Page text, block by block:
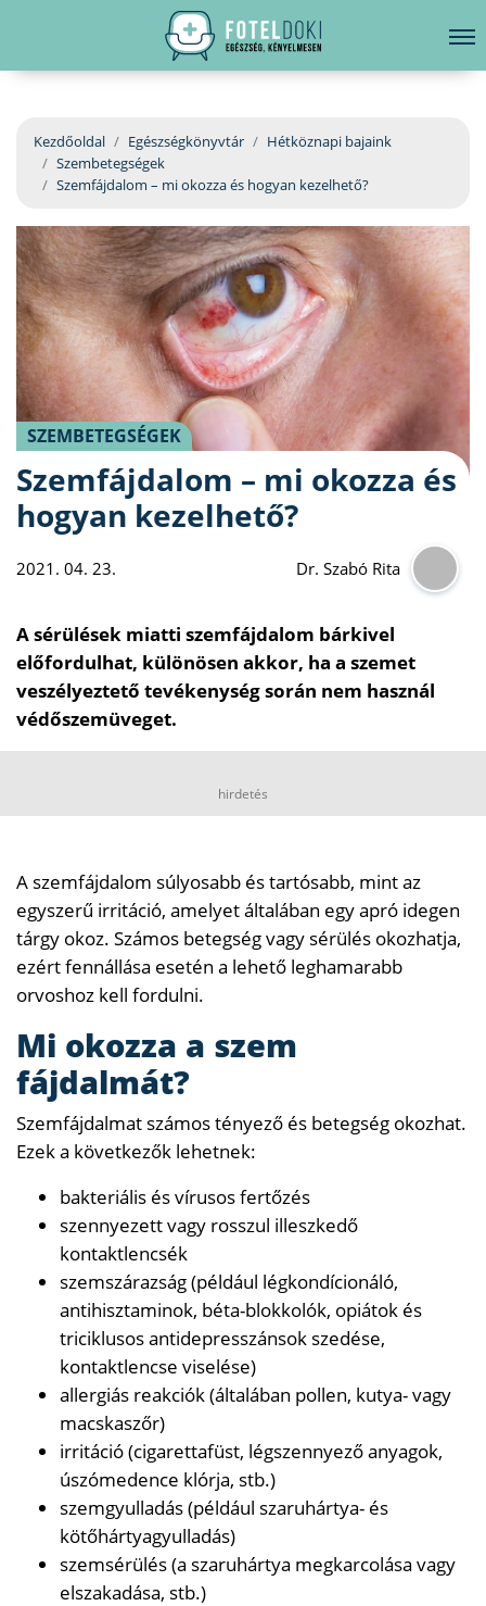
EGÉSZSÉGKÖNYVTÁR
BETEGSÉGKALAUZ
ÜGYELETKERESŐ
ORVOS VÁLASZOL
ORVOSKERESŐ
hirdetés
Kezdőoldal Egészségkönyvtár
Hétköznapi bajaink
Szembetegségek
Szemfájdalom – mi okozza és hogyan kezelhető?
SZEMBETEGSÉGEK
Szemfájdalom – mi okozza és
hogyan kezelhető?
2021. 04. 23. Dr. Szabó Rita
A sérülések miatti szemfájdalom bárkivel
előfordulhat, különösen akkor, ha a szemet
veszélyeztető tevékenység során nem használ
védőszemüveget.
hirdetés
A szemfájdalom súlyosabb és tartósabb, mint az
egyszerű irritáció, amelyet általában egy apró idegen
tárgy okoz. Számos betegség vagy sérülés okozhatja,
ezért fennállása esetén a lehető leghamarabb
orvoshoz kell fordulni.
Mi okozza a szem
fájdalmát?
Szemfájdalmat számos tényező és betegség okozhat.
Ezek a következők lehetnek:
bakteriális és vírusos fertőzés
szennyezett vagy rosszul illeszkedő
kontaktlencsék
szemszárazság (például légkondícionáló,
antihisztaminok, béta-blokkolók, opiátok és
triciklusos antidepresszánsok szedése,
kontaktlencse viselése)
allergiás reakciók (általában pollen, kutya- vagy
macskaszőr)
irritáció (cigarettafüst, légszennyező anyagok,
úszómedence klórja, stb.)
szemgyulladás (például szaruhártya- és
kötőhártyagyulladás)
szemsérülés (a szaruhártya megkarcolása vagy
elszakadása, stb.)